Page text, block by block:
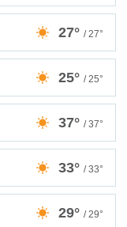
27° / 27°
25° / 25°
37° / 37°
33° / 33°
29° / 29°